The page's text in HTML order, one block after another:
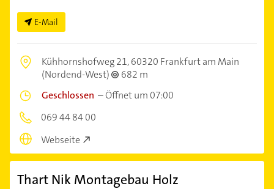
E-Mail
Kühhornshofweg 21,60320 Frankfurt am Main
(Nordend-West)
682 m
Geschlossen –Öffnet um 07:00
069 44 84 00
Webseite
Thart Nik Montagebau Holz